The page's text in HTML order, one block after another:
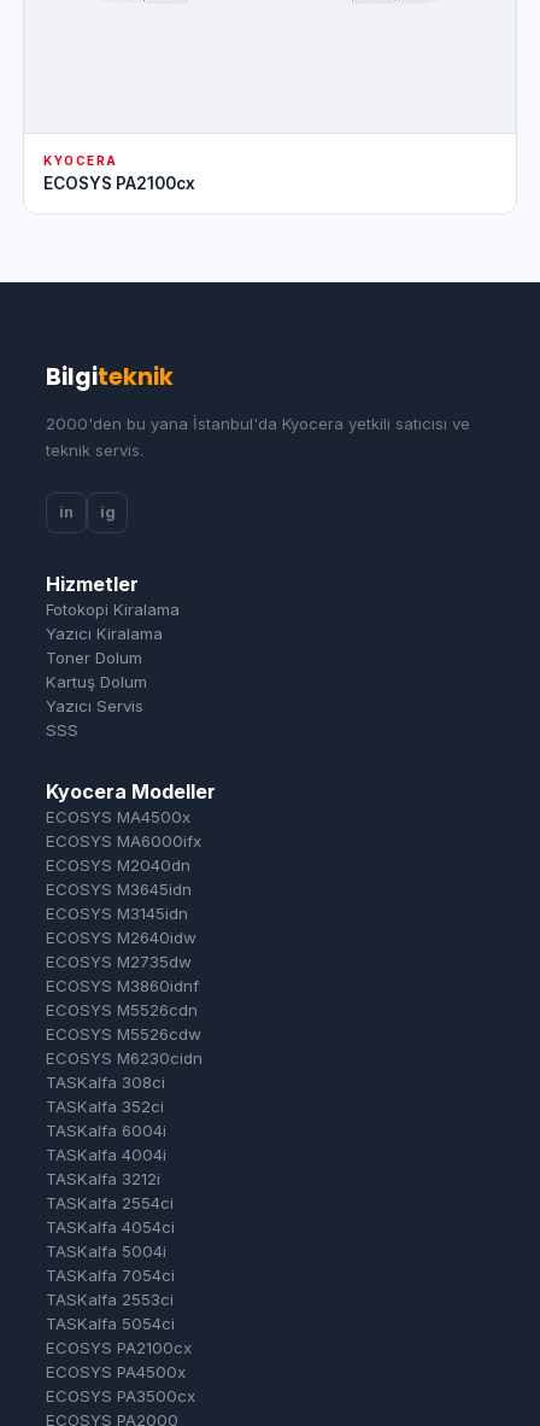
KYOCERA
ECOSYS PA2100cx
Bilgiteknik
2000'den bu yana İstanbul'da Kyocera yetkili satıcısı ve
teknik servis.
in ig
Hizmetler
Fotokopi Kiralama
Yazıcı Kiralama
Toner Dolum
Kartuş Dolum
Yazıcı Servis
SSS
Kyocera Modeller
ECOSYS MA4500x
ECOSYS MA6000ifx
ECOSYS M2040dn
ECOSYS M3645idn
ECOSYS M3145idn
ECOSYS M2640idw
ECOSYS M2735dw
ECOSYS M3860idnf
ECOSYS M5526cdn
ECOSYS M5526cdw
ECOSYS M6230cidn
TASKalfa 308ci
TASKalfa 352ci
TASKalfa 6004i
TASKalfa 4004i
TASKalfa 3212i
TASKalfa 2554ci
TASKalfa 4054ci
TASKalfa 5004i
TASKalfa 7054ci
TASKalfa 2553ci
TASKalfa 5054ci
ECOSYS PA2100cx
ECOSYS PA4500x
ECOSYS PA3500cx
ECOSYS PA2000